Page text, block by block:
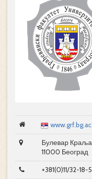
Булевар
11000 Београд
+381(0)11/32-18-